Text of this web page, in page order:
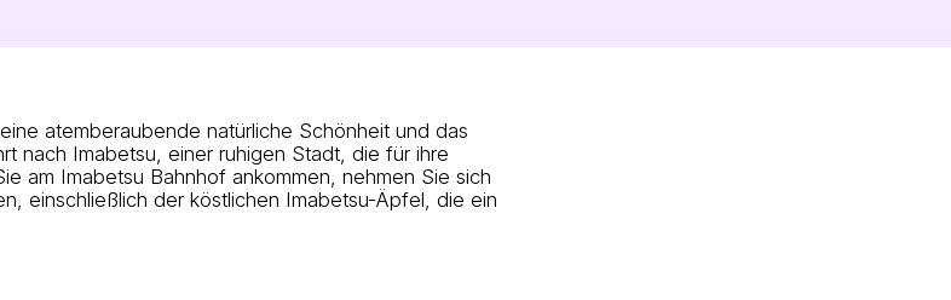
atemberaubende natürliche Schönheit und das
nach Imabetsu, einer ruhigen Stadt, die für ihre
am Imabetsu Bahnhof ankommen, nehmen Sie sich
einschließlich der köstlichen Imabetsu-Äpfel, die ein